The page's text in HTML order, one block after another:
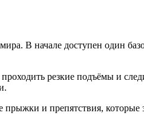
мира. В начале доступен один
резкие подъёмы и
и препятствия,